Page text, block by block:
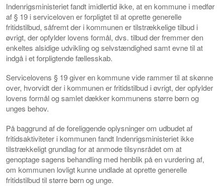
Indenrigsministeriet fandt imidlertid ikke, at en kommune i medfør
af § 19 i serviceloven er forpligtet til at oprette generelle
fritidstilbud, såfremt der i kommunen er tilstrækkelige tilbud i
øvrigt, der opfylder lovens formål, dvs. tilbud der fremmer den
enkeltes alsidige udvikling og selvstændighed samt evne til at
indgå i et forpligtende fællesskab.
Servicelovens § 19 giver en kommune vide rammer til at skønne
over, hvorvidt der i kommunen er fritidstilbud i øvrigt, der opfylder
lovens formål og samlet dækker kommunens større børn og
unges behov.
På baggrund af de foreliggende oplysninger om udbudet af
fritidsaktiviteter i kommunen fandt Indenrigsministeriet ikke
tilstrækkeligt grundlag for at anmode tilsynsrådet om at
genoptage sagens behandling med henblik på en vurdering af,
om kommunen lovligt kunne undlade at oprette generelle
fritidstilbud til større børn og unge.